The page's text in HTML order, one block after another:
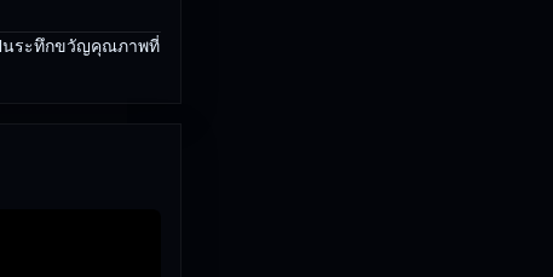
ป็นระทึกขวัญคุณภาพที่